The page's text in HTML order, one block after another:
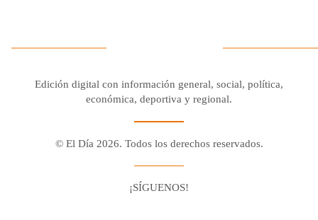
Edición digital con información general, social, política,
económica, deportiva y regional.
© El Día 2026. Todos los derechos reservados.
¡SÍGUENOS!